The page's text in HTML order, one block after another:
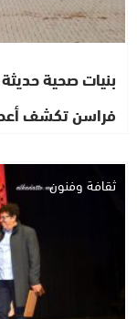
بنيات صحية
فراسن تكشف
ثقافة وفنون